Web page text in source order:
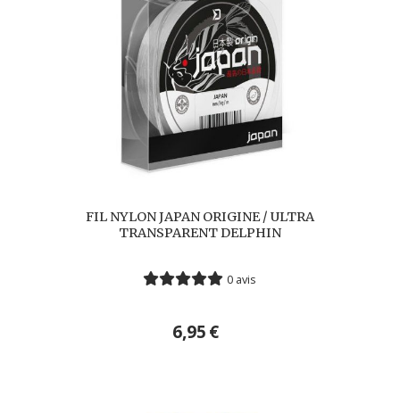
FIL NYLON JAPAN ORIGINE / ULTRA
TRANSPARENT DELPHIN
0 avis
6,95€